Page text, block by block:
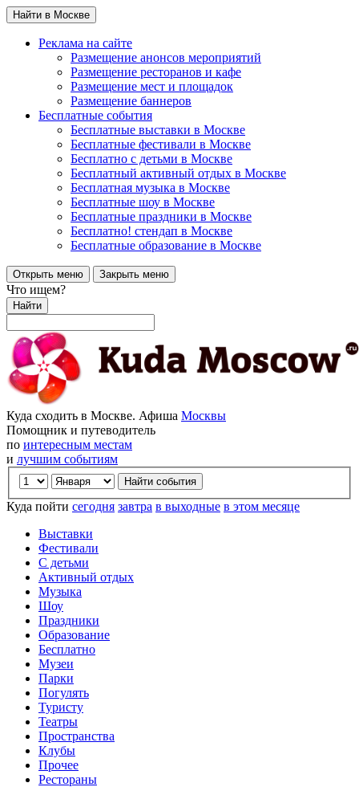
Найти в Москве
Реклама на сайте
Размещение анонсов мероприятий
Размещение ресторанов и кафе
Размещение мест и площадок
Размещение баннеров
Бесплатные события
Бесплатные выставки в Москве
Бесплатные фестивали в Москве
Бесплатно с детьми в Москве
Бесплатный активный отдых в Москве
Бесплатная музыка в Москве
Бесплатные шоу в Москве
Бесплатные праздники в Москве
Бесплатно! стендап в Москве
Бесплатные образование в Москве
Открыть меню Закрыть меню
Что ищем?
Найти
Куда сходить в Москве. Афиша Москвы
Помощник и путеводитель
по интересным местам
и лучшим событиям
Куда пойти сегодня завтра в выходные в этом месяце
Выставки
Фестивали
С детьми
Активный отдых
Музыка
Шоу
Праздники
Образование
Бесплатно
Музеи
Парки
Погулять
Туристу
Театры
Пространства
Клубы
Прочее
Рестораны